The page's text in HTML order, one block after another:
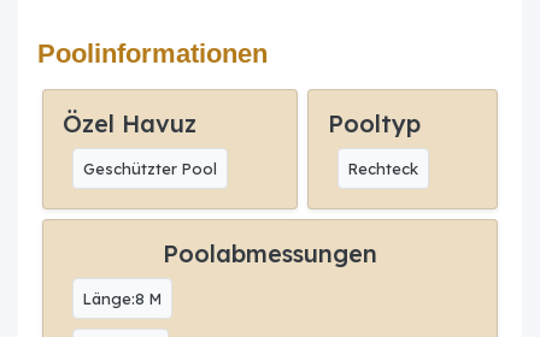
Poolinformationen
Özel Havuz
Geschützter Pool
Pooltyp
Rechteck
Poolabmessungen
Länge:8 M